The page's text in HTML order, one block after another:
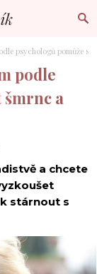
psychologů pomůže
podle
šmrnc a
a chcete
stárnout s